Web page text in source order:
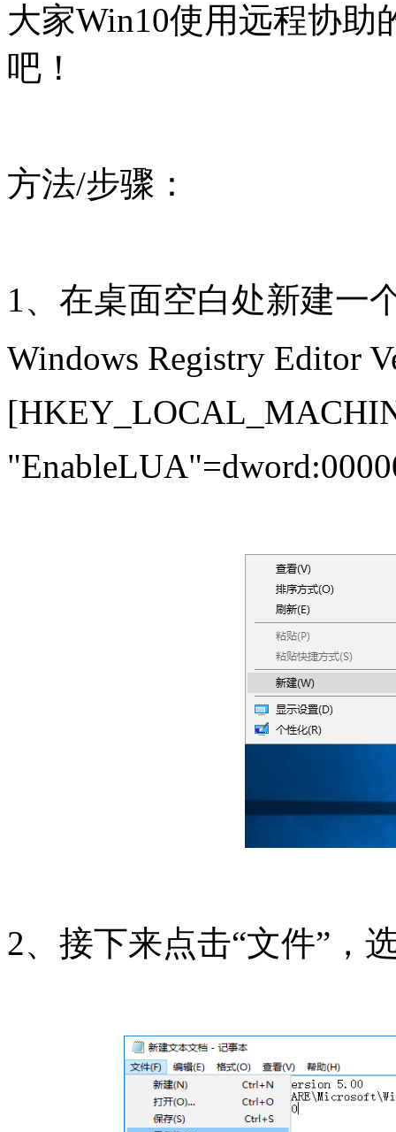
大家Win10使用远程协助
吧！
方法/步骤：
1、在桌面空白处新建一
Windows Registry Editor
2、接下来点击“文件”，